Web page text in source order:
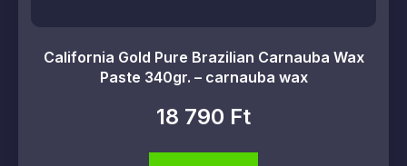
California Gold Pure Brazilian Carnauba Wax
Paste 340gr. – carnauba wax
18 790 Ft